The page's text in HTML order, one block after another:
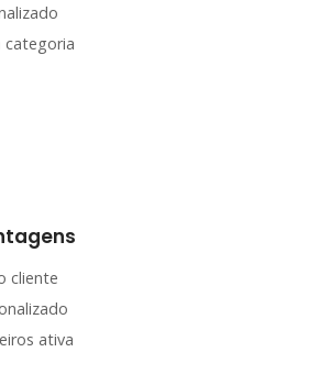
categoria
cliente
ativa